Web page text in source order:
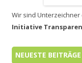
Wir sind
Initiative
NEUESTE BEITRÄGE